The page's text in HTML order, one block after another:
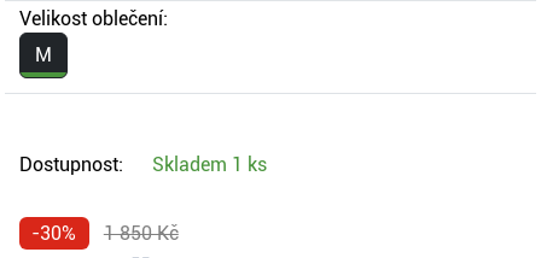
Velikost oblečení:
M
Dostupnost: Skladem 1 ks
-30% 1 850 Kč